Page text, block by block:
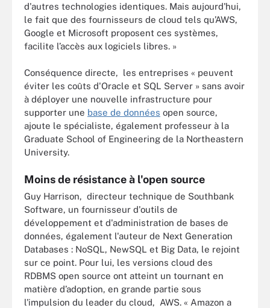
d'autres technologies identiques. Mais aujourd'hui,
le fait que des fournisseurs de cloud tels qu’AWS,
Google et Microsoft proposent ces systèmes,
facilite l’accès aux logiciels libres. »
Conséquence directe, les entreprises « peuvent
éviter les coûts d'Oracle et SQL Server » sans avoir
à déployer une nouvelle infrastructure pour
supporter une base de données open source,
ajoute le spécialiste, également professeur à la
Graduate School of Engineering de la Northeastern
University.
Moins de résistance à l'open source
Guy Harrison, directeur technique de Southbank
Software, un fournisseur d'outils de
développement et d'administration de bases de
données, également l'auteur de Next Generation
Databases : NoSQL, NewSQL et Big Data, le rejoint
sur ce point. Pour lui, les versions cloud des
RDBMS open source ont atteint un tournant en
matière d’adoption, en grande partie sous
l'impulsion du leader du cloud, AWS. « Amazon a